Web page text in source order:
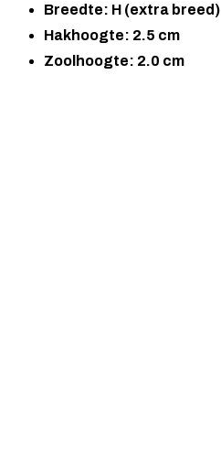
Breedte: H (extra breed)
Hakhoogte: 2.5 cm
Zoolhoogte: 2.0 cm